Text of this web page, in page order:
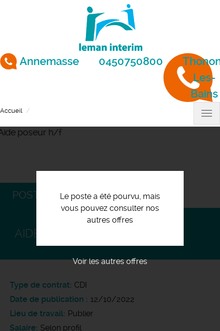
Annemasse 0450750800
Les-
Bains
Accueil
Le poste a été pourvu, mais
vous pouvez consulter nos
autres offres
Voir les autres offres
POSTULEZ
AIDE POSEUR H/F
Type de contrat CDI
Date de publication
12/10/2022
Lieu de travail Publier
Salaire Selon profil